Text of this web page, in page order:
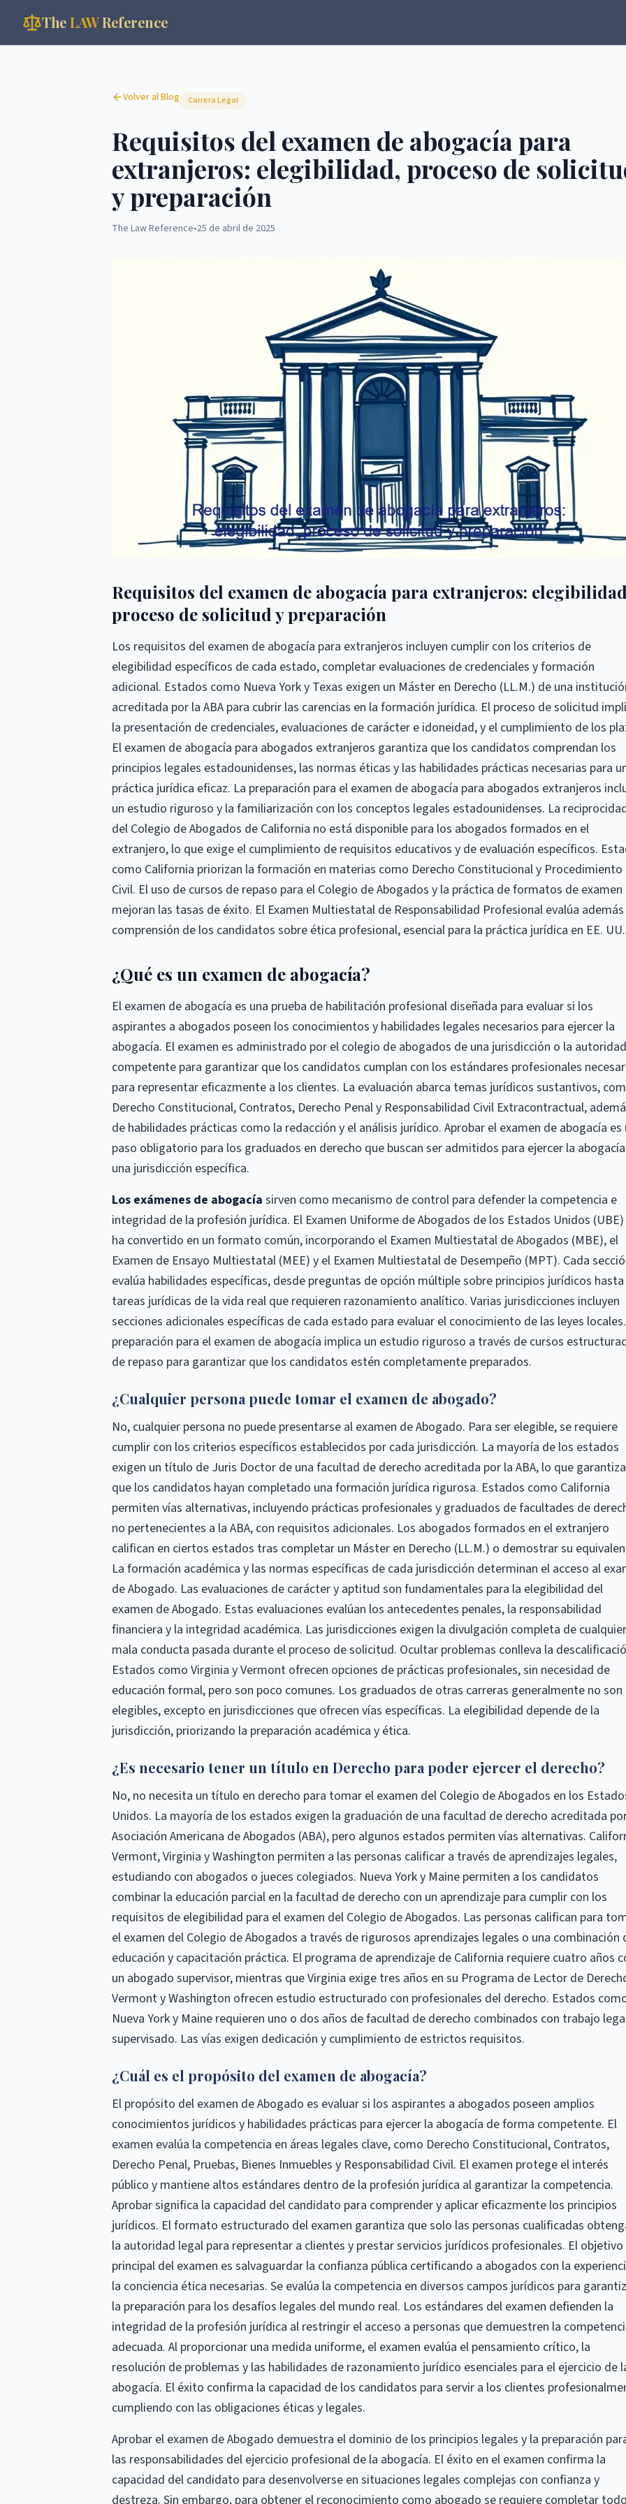
TheLAWReference
Volver al Blog Carrera Legal
Requisitos del examen de abogacía para
extranjeros: elegibilidad, proceso de
y preparación
The Law Reference•25 de abril de 2025
Requisitos del examen de abogacía para extranjeros:
proceso de solicitud y preparación
Los requisitos del examen de abogacía para extranjeros incluyen cumplir con los criterios de
elegibilidad específicos de cada estado, completar evaluaciones de credenciales y formación
adicional. Estados como Nueva York y Texas exigen un Máster en Derecho (LL.M.) de una
acreditada por la ABA para cubrir las carencias en la formación jurídica. El proceso de solicitud
la presentación de credenciales, evaluaciones de carácter e idoneidad, y el cumplimiento de los
El examen de abogacía para abogados extranjeros garantiza que los candidatos comprendan los
principios legales estadounidenses, las normas éticas y las habilidades prácticas necesarias para
práctica jurídica eficaz. La preparación para el examen de abogacía para abogados extranjeros
un estudio riguroso y la familiarización con los conceptos legales estadounidenses. La
del Colegio de Abogados de California no está disponible para los abogados formados en el
extranjero, lo que exige el cumplimiento de requisitos educativos y de evaluación específicos.
como California priorizan la formación en materias como Derecho Constitucional y Procedimiento
Civil. El uso de cursos de repaso para el Colegio de Abogados y la práctica de formatos de examen
mejoran las tasas de éxito. El Examen Multiestatal de Responsabilidad Profesional evalúa además
comprensión de los candidatos sobre ética profesional, esencial para la práctica jurídica en EE. UU.
¿Qué es un examen de abogacía?
El examen de abogacía es una prueba de habilitación profesional diseñada para evaluar si los
aspirantes a abogados poseen los conocimientos y habilidades legales necesarios para ejercer la
abogacía. El examen es administrado por el colegio de abogados de una jurisdicción o la autoridad
competente para garantizar que los candidatos cumplan con los estándares profesionales
para representar eficazmente a los clientes. La evaluación abarca temas jurídicos sustantivos,
Derecho Constitucional, Contratos, Derecho Penal y Responsabilidad Civil Extracontractual,
de habilidades prácticas como la redacción y el análisis jurídico. Aprobar el examen de abogacía es
paso obligatorio para los graduados en derecho que buscan ser admitidos para ejercer la
una jurisdicción específica.
Los exámenes de abogacía sirven como mecanismo de control para defender la competencia e
integridad de la profesión jurídica. El Examen Uniforme de Abogados de los Estados Unidos
ha convertido en un formato común, incorporando el Examen Multiestatal de Abogados (MBE), el
Examen de Ensayo Multiestatal (MEE) y el Examen Multiestatal de Desempeño (MPT). Cada
evalúa habilidades específicas, desde preguntas de opción múltiple sobre principios jurídicos hasta
tareas jurídicas de la vida real que requieren razonamiento analítico. Varias jurisdicciones incluyen
secciones adicionales específicas de cada estado para evaluar el conocimiento de las leyes
preparación para el examen de abogacía implica un estudio riguroso a través de cursos
de repaso para garantizar que los candidatos estén completamente preparados.
¿Cualquier persona puede tomar el examen de abogado?
No, cualquier persona no puede presentarse al examen de Abogado. Para ser elegible, se requiere
cumplir con los criterios específicos establecidos por cada jurisdicción. La mayoría de los estados
exigen un título de Juris Doctor de una facultad de derecho acreditada por la ABA, lo que garantiza
que los candidatos hayan completado una formación jurídica rigurosa. Estados como California
permiten vías alternativas, incluyendo prácticas profesionales y graduados de facultades de
no pertenecientes a la ABA, con requisitos adicionales. Los abogados formados en el extranjero
califican en ciertos estados tras completar un Máster en Derecho (LL.M.) o demostrar su
La formación académica y las normas específicas de cada jurisdicción determinan el acceso al
de Abogado. Las evaluaciones de carácter y aptitud son fundamentales para la elegibilidad del
examen de Abogado. Estas evaluaciones evalúan los antecedentes penales, la responsabilidad
financiera y la integridad académica. Las jurisdicciones exigen la divulgación completa de cualquier
mala conducta pasada durante el proceso de solicitud. Ocultar problemas conlleva la
Estados como Virginia y Vermont ofrecen opciones de prácticas profesionales, sin necesidad de
educación formal, pero son poco comunes. Los graduados de otras carreras generalmente no son
elegibles, excepto en jurisdicciones que ofrecen vías específicas. La elegibilidad depende de la
jurisdicción, priorizando la preparación académica y ética.
¿Es necesario tener un título en Derecho para poder ejercer el derecho?
No, no necesita un título en derecho para tomar el examen del Colegio de Abogados en los
Unidos. La mayoría de los estados exigen la graduación de una facultad de derecho acreditada
Asociación Americana de Abogados (ABA), pero algunos estados permiten vías alternativas.
Vermont, Virginia y Washington permiten a las personas calificar a través de aprendizajes legales,
estudiando con abogados o jueces colegiados. Nueva York y Maine permiten a los candidatos
combinar la educación parcial en la facultad de derecho con un aprendizaje para cumplir con los
requisitos de elegibilidad para el examen del Colegio de Abogados. Las personas califican para
el examen del Colegio de Abogados a través de rigurosos aprendizajes legales o una combinación
educación y capacitación práctica. El programa de aprendizaje de California requiere cuatro años
un abogado supervisor, mientras que Virginia exige tres años en su Programa de Lector de
Vermont y Washington ofrecen estudio estructurado con profesionales del derecho. Estados
Nueva York y Maine requieren uno o dos años de facultad de derecho combinados con trabajo
supervisado. Las vías exigen dedicación y cumplimiento de estrictos requisitos.
¿Cuál es el propósito del examen de abogacía?
El propósito del examen de Abogado es evaluar si los aspirantes a abogados poseen amplios
conocimientos jurídicos y habilidades prácticas para ejercer la abogacía de forma competente. El
examen evalúa la competencia en áreas legales clave, como Derecho Constitucional, Contratos,
Derecho Penal, Pruebas, Bienes Inmuebles y Responsabilidad Civil. El examen protege el interés
público y mantiene altos estándares dentro de la profesión jurídica al garantizar la competencia.
Aprobar significa la capacidad del candidato para comprender y aplicar eficazmente los principios
jurídicos. El formato estructurado del examen garantiza que solo las personas cualificadas
la autoridad legal para representar a clientes y prestar servicios jurídicos profesionales. El objetivo
principal del examen es salvaguardar la confianza pública certificando a abogados con la
la conciencia ética necesarias. Se evalúa la competencia en diversos campos jurídicos para
la preparación para los desafíos legales del mundo real. Los estándares del examen defienden la
integridad de la profesión jurídica al restringir el acceso a personas que demuestren la
adecuada. Al proporcionar una medida uniforme, el examen evalúa el pensamiento crítico, la
resolución de problemas y las habilidades de razonamiento jurídico esenciales para el ejercicio de
abogacía. El éxito confirma la capacidad de los candidatos para servir a los clientes
cumpliendo con las obligaciones éticas y legales.
Aprobar el examen de Abogado demuestra el dominio de los principios legales y la preparación
las responsabilidades del ejercicio profesional de la abogacía. El éxito en el examen confirma la
capacidad del candidato para desenvolverse en situaciones legales complejas con confianza y
destreza. Sin embargo, para obtener el reconocimiento como abogado se requiere completar